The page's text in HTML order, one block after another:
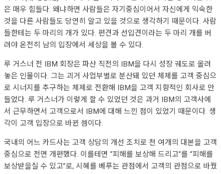
은 매우 힘들다. 왜냐하면 사람들은 자기중심이어서 자신에게 익숙한
것을 다른 사람들도 당연히 알고 있을 것으로 생각하기 때문이다. 사람
들한테는 두 마리의 개가 있다. 편견과 선입견이라는 두 마리 개를 버
려야 온전히 남의 입장에서 세상을 볼 수 있다.
루 거스너 전 IBM 회장은 파산 직전의 IBM을 다시 성장 궤도로 올려
놓은 인물이다. 그는 괴거 사업부별로 분산돼 있던 체제를 고객 중심으
로 시너지를 추구하는 체제로 전환해 IBM을 고객 지향적인 회사로 만
들었다. 루 거스너가 이렇게 할 수 있었던 것은 과거 IBM의 고객사에
서 근무하면서 고객으로서 IBM에 대해 느낀 점이 있었기 때문이다. 생
각이 고객 입장으로 바뀐 셈이다.
국내의 어느 카드사는 고객 상담의 개선 조치로 천 여개의 대본을 고객
중심으로 전면 개편했다. 이를테면 “피해를 보상해 드리고”를 “피해를
보상받을실 수 있고”로, 시혜를 베푸는 관점에서 고객의 관점으로 바꿨